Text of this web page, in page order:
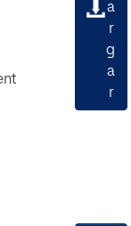
a
r
g
a
r